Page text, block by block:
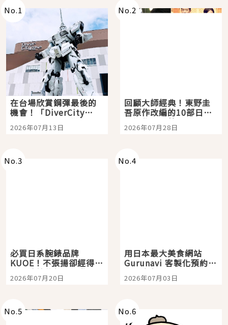
No.1
在台場欣賞鋼彈最後的
機會！「DiverCity
Tokyo Plaza」搭船、
購物、美食及夜景，一
2026年07月13日
No.2
回顧大師經典！東野圭
吾原作改編的10部日本
影視作品推薦
2026年07月28日
No.3
必買日系腕錶品牌
KUOE！不張揚卻經得起
時間洗鍊的經典之作五
選
2026年07月20日
No.4
用日本最大美食網站
Gurunavi 客製化預約九
大都市餐廳，打造專屬
美食體驗！
2026年07月03日
No.5 No.6